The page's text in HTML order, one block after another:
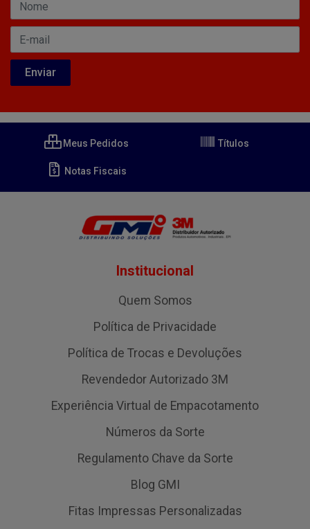
Meus Pedidos Títulos
Notas Fiscais
Institucional
Quem Somos
Política de Privacidade
Política de Trocas e Devoluções
Revendedor Autorizado 3M
Experiência Virtual de Empacotamento
Números da Sorte
Regulamento Chave da Sorte
Blog GMI
Fitas Impressas Personalizadas